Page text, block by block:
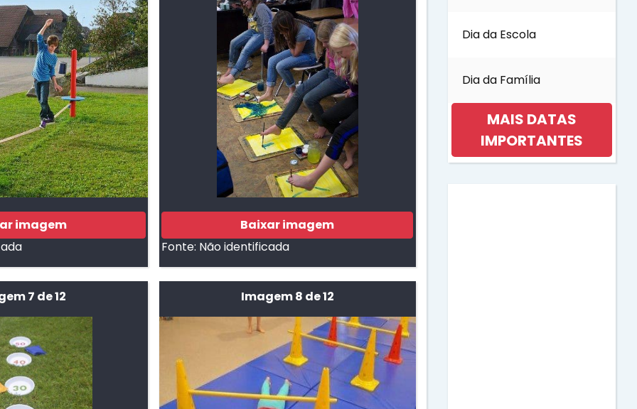
imagem
Baixar imagem
Fonte: Não identificada
7 de 12 Imagem 8 de 12
Dia da Escola
Dia da Família
MAIS DATAS
IMPORTANTES